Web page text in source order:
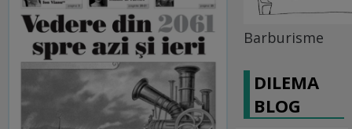
Barburisme
DILEMA
BLOG